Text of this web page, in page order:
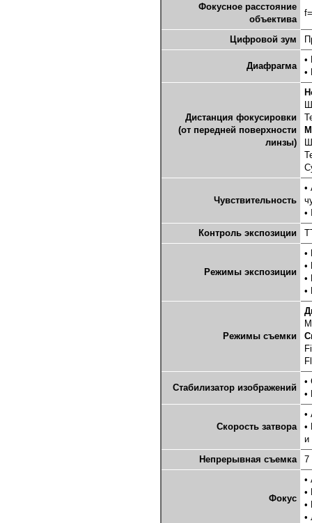
Фокусное расстояние
объектива
Цифровой зум
Диафрагма
•
•
Дистанция фокусировки
(от передней поверхности
линзы)
Чувствительность
•
•
Контроль экспозиции
Режимы экспозиции
•
•
•
•
Режимы съемки
M
Стабилизатор изображений
•
•
Скорость затвора
•
•
и
Непрерывная съемка
7
Фокус
•
•
•
•